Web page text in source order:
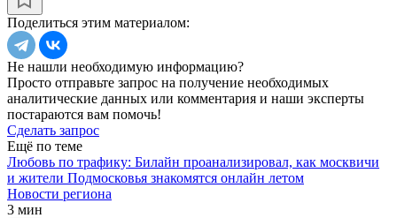
Поделиться этим материалом:
Не нашли необходимую информацию?
Просто отправьте запрос на получение необходимых
аналитические данных или комментария и наши эксперты
постараются вам помочь!
Сделать запрос
Ещё по теме
Любовь по трафику: Билайн проанализировал, как москвичи
и жители Подмосковья знакомятся онлайн летом
Новости региона
3 мин